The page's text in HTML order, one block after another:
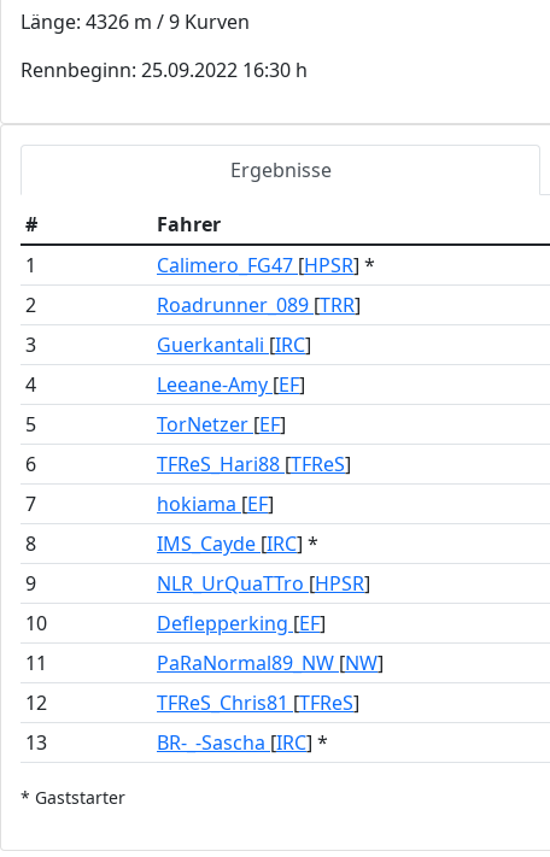
Länge: 4326 m / 9 Kurven
Rennbeginn: 25.09.2022 16:30 h
Ergebnisse
# Fahrer
1
Calimero_FG47 [HPSR] *
2
Roadrunner_089 [TRR]
3
Guerkantali [IRC]
4
Leeane-Amy [EF]
5
TorNetzer [EF]
6
TFReS_Hari88 [TFReS]
7
hokiama [EF]
8
IMS_Cayde [IRC] *
9
NLR_UrQuaTTro [HPSR]
10
Deflepperking [EF]
11
PaRaNormal89_NW [NW]
12
TFReS_Chris81 [TFReS]
13
BR-_-Sascha [IRC] *
* Gaststarter